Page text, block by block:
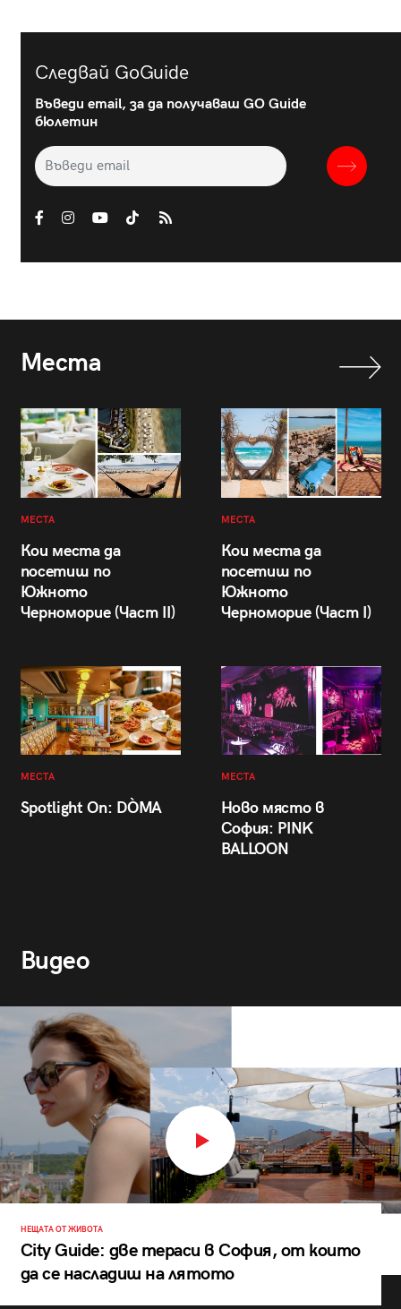
Следвай GoGuide
Въведи email, за да получаваш GO Guide
бюлетин
Места
МЕСТА
Кои места да
посетиш по
Южното
Черноморие (Част II)
МЕСТА
Кои места да
посетиш по
Южното
Черноморие (Част I)
МЕСТА
Spotlight On: DÒMA
МЕСТА
Ново място в
София: PINK
BALLOON
Видео
НЕЩАТА ОТ ЖИВОТА
City Guide: две тераси в София, от които
да се насладиш на лятото